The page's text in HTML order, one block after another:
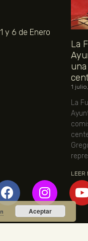
y 6 de Enero
La
1
La
LEER
Aceptar